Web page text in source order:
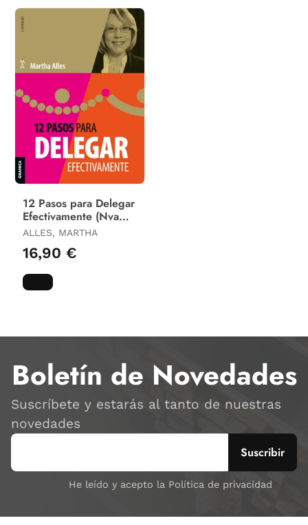
12 Pasos para Delegar
Efectivamente (Nva
Ed)
ALLES, MARTHA
16,90 €
Boletín de Novedades
Suscríbete y estarás al tanto de nuestras
novedades
He leído y acepto la Política de privacidad